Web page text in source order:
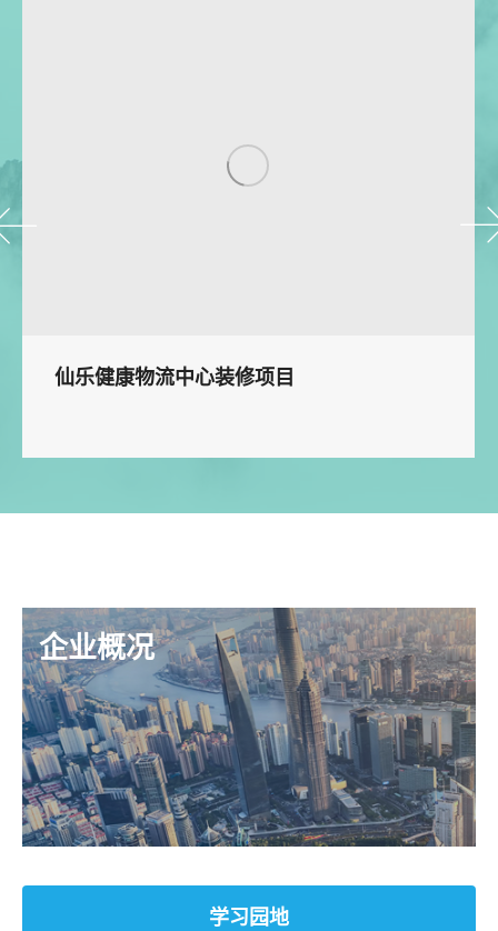
仙乐健康物流中心装修项目
企业概况
学习园地